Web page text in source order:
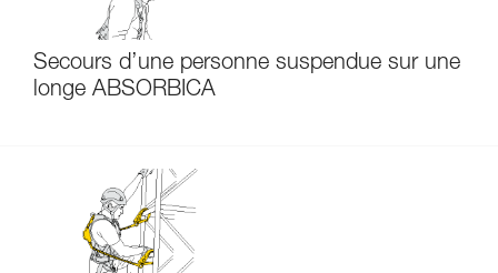
Secours d’une personne suspendue sur une
longe ABSORBICA